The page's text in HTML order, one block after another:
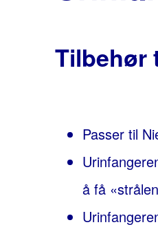
Tilbehør
Passer til
å få